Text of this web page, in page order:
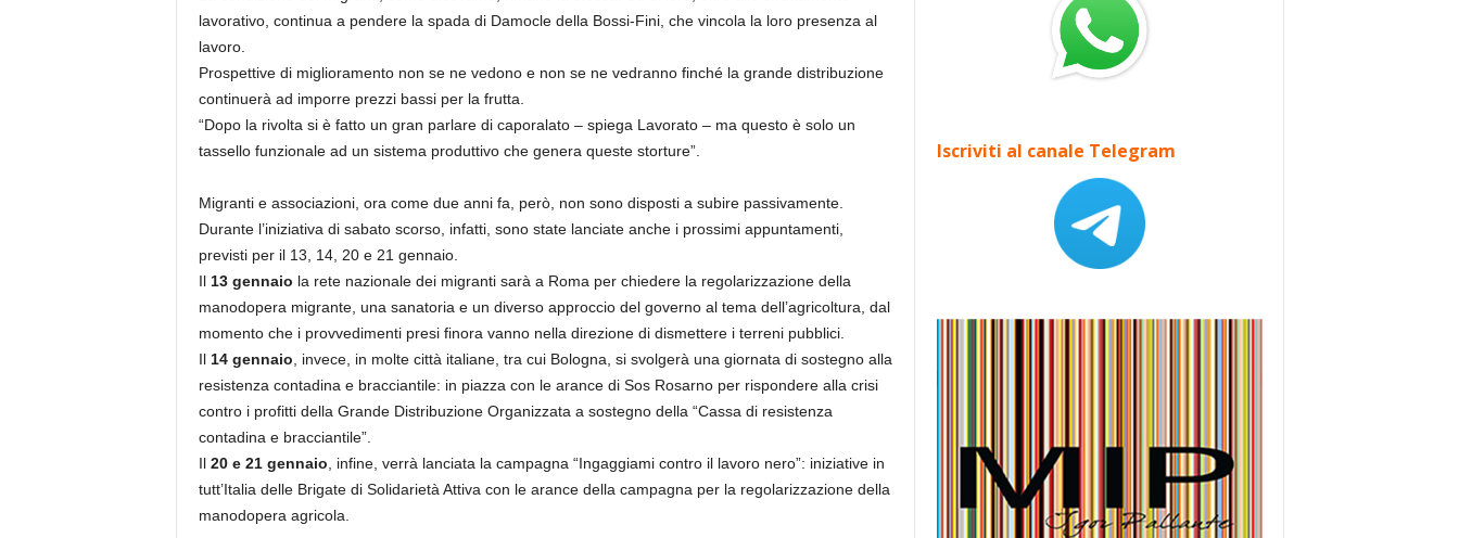
lavorativo, continua a pendere la spada di Damocle della Bossi-Fini, che vincola la loro presenza al
lavoro.
Prospettive di miglioramento non se ne vedono e non se ne vedranno finché la grande distribuzione
continuerà ad imporre prezzi bassi per la frutta.
“Dopo la rivolta si è fatto un gran parlare di caporalato – spiega Lavorato – ma questo è solo un
tassello funzionale ad un sistema produttivo che genera queste storture”.
Migranti e associazioni, ora come due anni fa, però, non sono disposti a subire passivamente.
Durante l’iniziativa di sabato scorso, infatti, sono state lanciate anche i prossimi appuntamenti,
previsti per il 13, 14, 20 e 21 gennaio.
Il 13 gennaio la rete nazionale dei migranti sarà a Roma per chiedere la regolarizzazione della
manodopera migrante, una sanatoria e un diverso approccio del governo al tema dell’agricoltura, dal
momento che i provvedimenti presi finora vanno nella direzione di dismettere i terreni pubblici.
Il 14 gennaio , invece, in molte città italiane, tra cui Bologna, si svolgerà una giornata di sostegno alla
resistenza contadina e bracciantile: in piazza con le arance di Sos Rosarno per rispondere alla crisi
contro i profitti della Grande Distribuzione Organizzata a sostegno della “Cassa di resistenza
contadina e bracciantile”.
Il 20 e 21 gennaio , infine, verrà lanciata la campagna “Ingaggiami contro il lavoro nero”: iniziative in
tutt’Italia delle Brigate di Solidarietà Attiva con le arance della campagna per la regolarizzazione della
manodopera agricola.
Iscriviti al canale Telegram